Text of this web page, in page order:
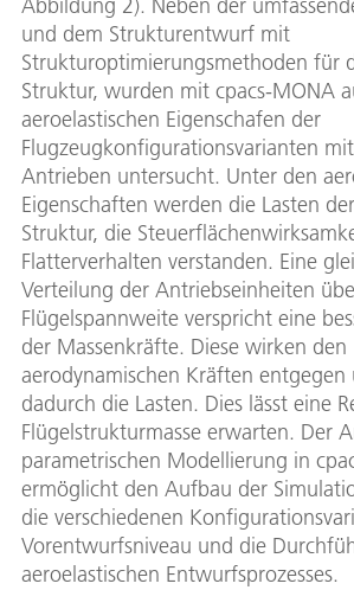
Abbildung 2). Neben der
und dem Strukturentwurf mit
Strukturoptimierungsmethoden für
Struktur, wurden mit cpacs-MONA
aeroelastischen Eigenschafen der
Flugzeugkonfigurationsvarianten
Antrieben untersucht. Unter den
Eigenschaften werden die Lasten
Struktur, die
Flatterverhalten verstanden. Eine
Verteilung der Antriebseinheiten
Flügelspannweite verspricht eine
der Massenkräfte. Diese wirken den
aerodynamischen Kräften
dadurch die Lasten. Dies lässt eine
Flügelstrukturmasse erwarten. Der
parametrischen Modellierung in
ermöglicht den Aufbau der
die verschiedenen
Vorentwurfsniveau und die
aeroelastischen Entwurfsprozesses.